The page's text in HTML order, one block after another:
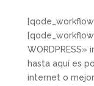
WORDPRESS»
hasta aquí es
internet o